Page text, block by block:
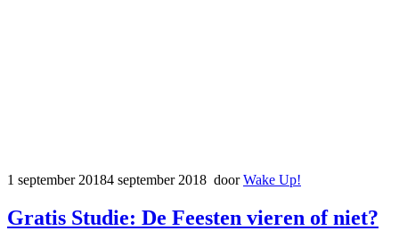
1 september 20184 september 2018 doorWake Up!
Gratis Studie: De Feesten vieren of niet?